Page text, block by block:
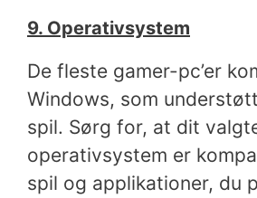
9. Operativsystem
De fleste gamer-pc’er
Windows, som
spil. Sørg for, at dit
operativsystem er
spil og applikationer, du